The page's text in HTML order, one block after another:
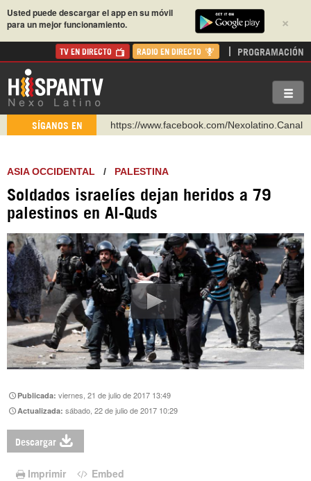
×
Usted puede descargar el app en su móvil
para un mejor funcionamiento.
TV EN DIRECTO RADIO EN DIRECTO PROGRAMACIÓN
SÍGANOS EN
https://www.facebook.com/Nexolatino.Canal
http://twitter.com/nexo_latino
https://t.me/hispantvcanal
https://urmedium.com/c/hispantv
Instagram como: hispan_tv
ASIA OCCIDENTAL / PALESTINA
Soldados israelíes dejan heridos a 79
palestinos en Al-Quds
Publicada:viernes, 21 de julio de 2017 13:49
Actualizada:sábado, 22 de julio de 2017 10:29
Descargar
Imprimir Embed